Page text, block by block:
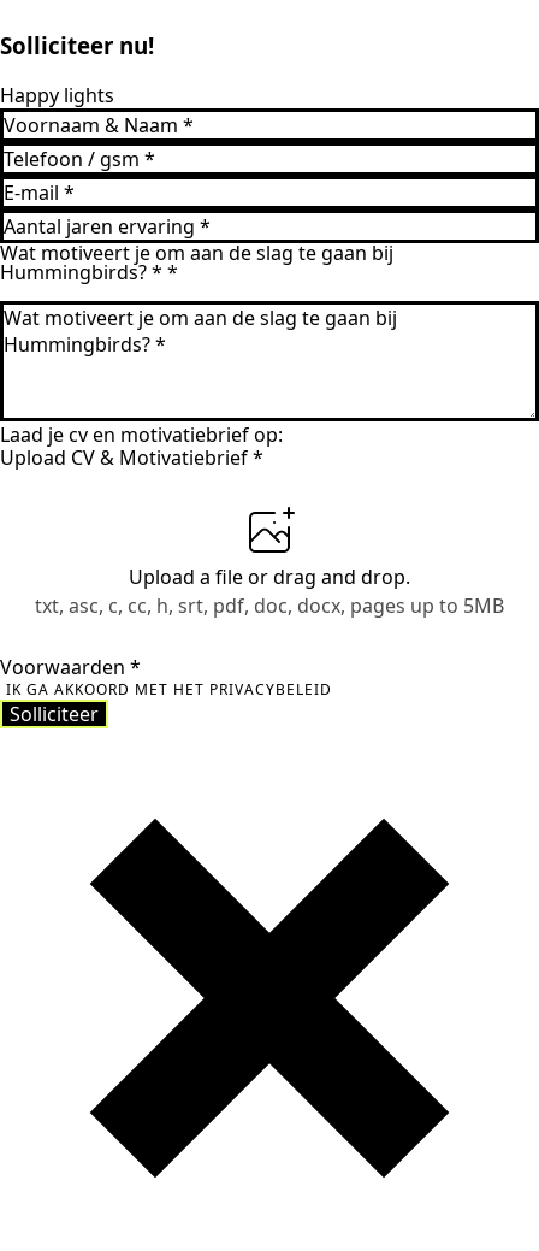
Solliciteer nu!
Happy lights
Wat motiveert je om aan de slag te gaan bij
Hummingbirds? * *
Laad je cv en motivatiebrief op:
Upload CV & Motivatiebrief*
Upload a fileor drag and drop.
txt, asc, c, cc, h, srt, pdf, doc, docx, pages up to 5MB
Voorwaarden *
IK GA AKKOORD MET HET PRIVACYBELEID
Solliciteer